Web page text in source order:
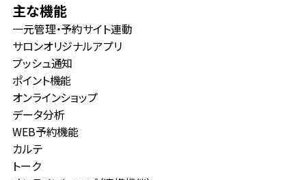
主な機能
一元管理・予約サイト連動
サロンオリジナルアプリ
プッシュ通知
ポイント機能
オンラインショップ
データ分析
WEB予約機能
カルテ
トーク